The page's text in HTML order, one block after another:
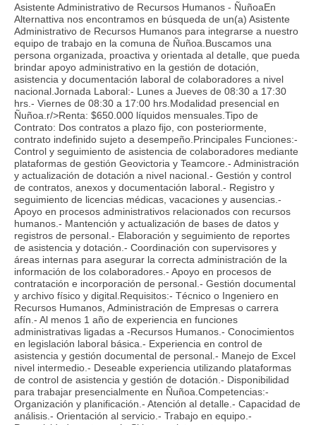
Asistente Administrativo de Recursos Humanos - ÑuñoaEn
Alternattiva nos encontramos en búsqueda de un(a) Asistente
Administrativo de Recursos Humanos para integrarse a nuestro
equipo de trabajo en la comuna de Ñuñoa.Buscamos una
persona organizada, proactiva y orientada al detalle, que pueda
brindar apoyo administrativo en la gestión de dotación,
asistencia y documentación laboral de colaboradores a nivel
nacional.Jornada Laboral:- Lunes a Jueves de 08:30 a 17:30
hrs.- Viernes de 08:30 a 17:00 hrs.Modalidad presencial en
Ñuñoa.r/>Renta: $650.000 líquidos mensuales.Tipo de
Contrato: Dos contratos a plazo fijo, con posteriormente,
contrato indefinido sujeto a desempeño.Principales Funciones:-
Control y seguimiento de asistencia de colaboradores mediante
plataformas de gestión Geovictoria y Teamcore.- Administración
y actualización de dotación a nivel nacional.- Gestión y control
de contratos, anexos y documentación laboral.- Registro y
seguimiento de licencias médicas, vacaciones y ausencias.-
Apoyo en procesos administrativos relacionados con recursos
humanos.- Mantención y actualización de bases de datos y
registros de personal.- Elaboración y seguimiento de reportes
de asistencia y dotación.- Coordinación con supervisores y
áreas internas para asegurar la correcta administración de la
información de los colaboradores.- Apoyo en procesos de
contratación e incorporación de personal.- Gestión documental
y archivo físico y digital.Requisitos:- Técnico o Ingeniero en
Recursos Humanos, Administración de Empresas o carrera
afín.- Al menos 1 año de experiencia en funciones
administrativas ligadas a -Recursos Humanos.- Conocimientos
en legislación laboral básica.- Experiencia en control de
asistencia y gestión documental de personal.- Manejo de Excel
nivel intermedio.- Deseable experiencia utilizando plataformas
de control de asistencia y gestión de dotación.- Disponibilidad
para trabajar presencialmente en Ñuñoa.Competencias:-
Organización y planificación.- Atención al detalle.- Capacidad de
análisis.- Orientación al servicio.- Trabajo en equipo.-